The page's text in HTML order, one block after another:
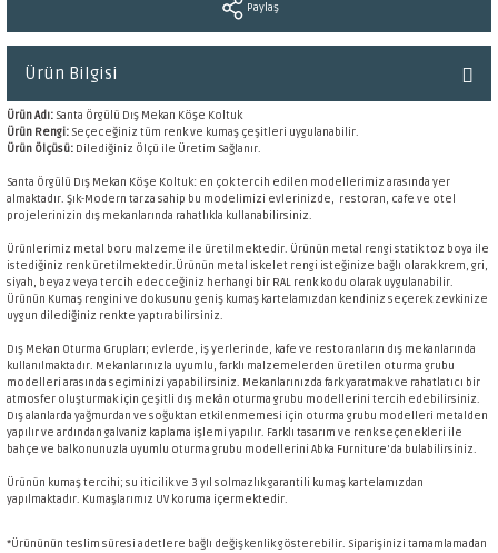
Paylaş
Ürün Bilgisi
Ürün Adı:Santa Örgülü Dış Mekan Köşe Koltuk
Ürün Rengi:Seçeceğiniz tüm renk ve kumaş çeşitleri uygulanabilir.
Ürün Ölçüsü: Dilediğiniz Ölçü ile Üretim Sağlanır.
Santa Örgülü Dış Mekan Köşe Koltuk: en çok tercih edilen modellerimiz arasında yer
almaktadır. Şık-Modern tarza sahip bu modelimizi evlerinizde, restoran, cafe ve otel
projelerinizin dış mekanlarında rahatlıkla kullanabilirsiniz.
Ürünlerimiz metal boru malzeme ile üretilmektedir. Ürünün metal rengi statik toz boya ile
istediğiniz renk üretilmektedir.Ürünün metal iskelet rengi isteğinize bağlı olarak krem, gri,
siyah, beyaz veya tercih edecceğiniz herhangi bir RAL renk kodu olarak uygulanabilir.
Ürünün Kumaş rengini ve dokusunu geniş kumaş kartelamızdan kendiniz seçerek zevkinize
uygun dilediğiniz renkte yaptırabilirsiniz.
Dış Mekan Oturma Grupları; evlerde, iş yerlerinde, kafe ve restoranların dış mekanlarında
kullanılmaktadır. Mekanlarınızla uyumlu, farklı malzemelerden üretilen oturma grubu
modelleri arasında seçiminizi yapabilirsiniz. Mekanlarınızda fark yaratmak ve rahatlatıcı bir
atmosfer oluşturmak için çeşitli dış mekân oturma grubu modellerini tercih edebilirsiniz.
Dış alanlarda yağmurdan ve soğuktan etkilenmemesi için oturma grubu modelleri metalden
yapılır ve ardından galvaniz kaplama işlemi yapılır. Farklı tasarım ve renk seçenekleri ile
bahçe ve balkonunuzla uyumlu oturma grubu modellerini Abka Furniture'da bulabilirsiniz.
Ürünün kumaş tercihi; su iticilik ve 3 yıl solmazlık garantili kumaş kartelamızdan
yapılmaktadır. Kumaşlarımız UV koruma içermektedir.
*Ürününün teslim süresi adetlere bağlı değişkenlik gösterebilir. Siparişinizi tamamlamadan